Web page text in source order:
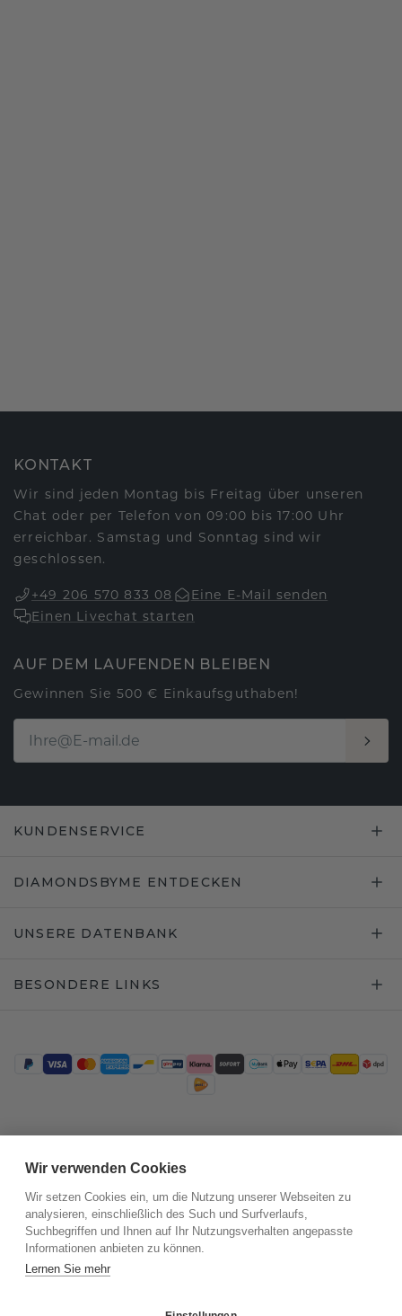
KONTAKT
Wir sind jeden Montag bis Freitag über unseren
Chat oder per Telefon von 09:00 bis 17:00 Uhr
erreichbar. Samstag und Sonntag sind wir
geschlossen.
+49 206 570 833 08
Eine E-Mail senden
Einen Livechat starten
AUF DEM LAUFENDEN BLEIBEN
Gewinnen Sie 500 € Einkaufsguthaben!
KUNDENSERVICE
DIAMONDSBYME ENTDECKEN
UNSERE DATENBANK
BESONDERE LINKS
Wir verwenden Cookies
Wir setzen Cookies ein, um die Nutzung unserer Webseiten zu
analysieren, einschließlich des Such und Surfverlaufs,
Suchbegriffen und Ihnen auf Ihr Nutzungsverhalten angepasste
Informationen anbieten zu können.
Lernen Sie mehr